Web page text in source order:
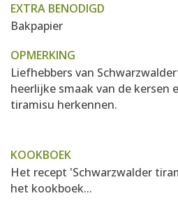
EXTRA BENODIGD
Bakpapier
OPMERKING
Liefhebbers van
heerlijke smaak van de kersen
tiramisu herkennen.
KOOKBOEK
Het recept 'Schwarzwalder
het kookboek...